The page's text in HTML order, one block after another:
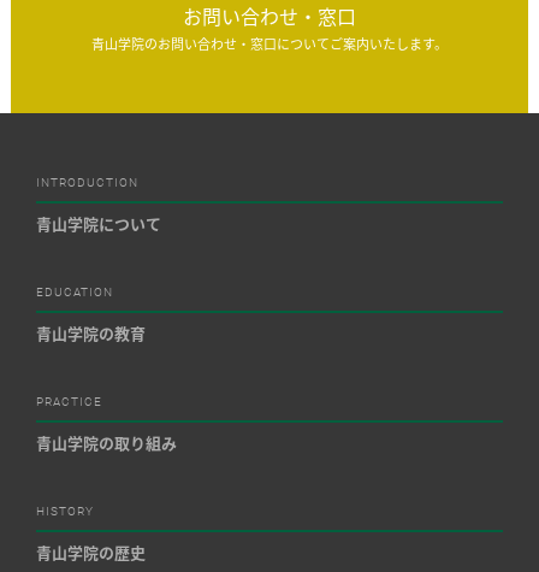
お問い合わせ・窓口
青山学院のお問い合わせ・窓口についてご案内いたします。
INTRODUCTION
青山学院について
EDUCATION
青山学院の教育
PRACTICE
青山学院の取り組み
HISTORY
青山学院の歴史